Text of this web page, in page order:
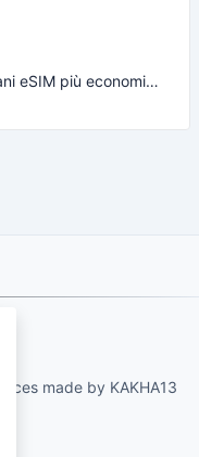
CheapereSIM — Trova i piani eSIM più economici per viaggiare nel 2026
made by KAKHA13